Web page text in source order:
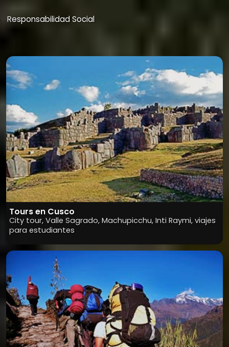
Responsabilidad Social
Tours en Cusco
City tour, Valle Sagrado, Machupicchu, Inti Raymi, viajes
para estudiantes